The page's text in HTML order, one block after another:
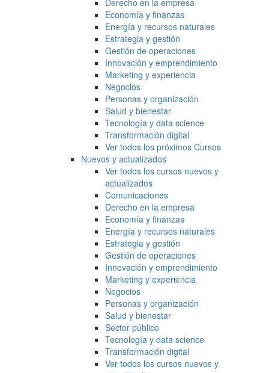
Derecho en la empresa
Economía y finanzas
Energía y recursos naturales
Estrategia y gestión
Gestión de operaciones
Innovación y emprendimiento
Marketing y experiencia
Negocios
Personas y organización
Salud y bienestar
Tecnología y data science
Transformación digital
Ver todos los próximos Cursos
Nuevos y actualizados
Ver todos los cursos nuevos y
actualizados
Comunicaciones
Derecho en la empresa
Economía y finanzas
Energía y recursos naturales
Estrategia y gestión
Gestión de operaciones
Innovación y emprendimiento
Marketing y experiencia
Negocios
Personas y organización
Salud y bienestar
Sector público
Tecnología y data science
Transformación digital
Ver todos los cursos nuevos y